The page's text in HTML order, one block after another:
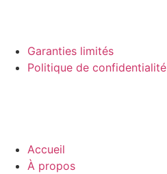
Garanties limités
Politique de confidentialité
Accueil
À propos